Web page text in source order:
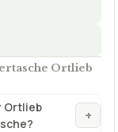
Ortlieb
Ortlieb
+